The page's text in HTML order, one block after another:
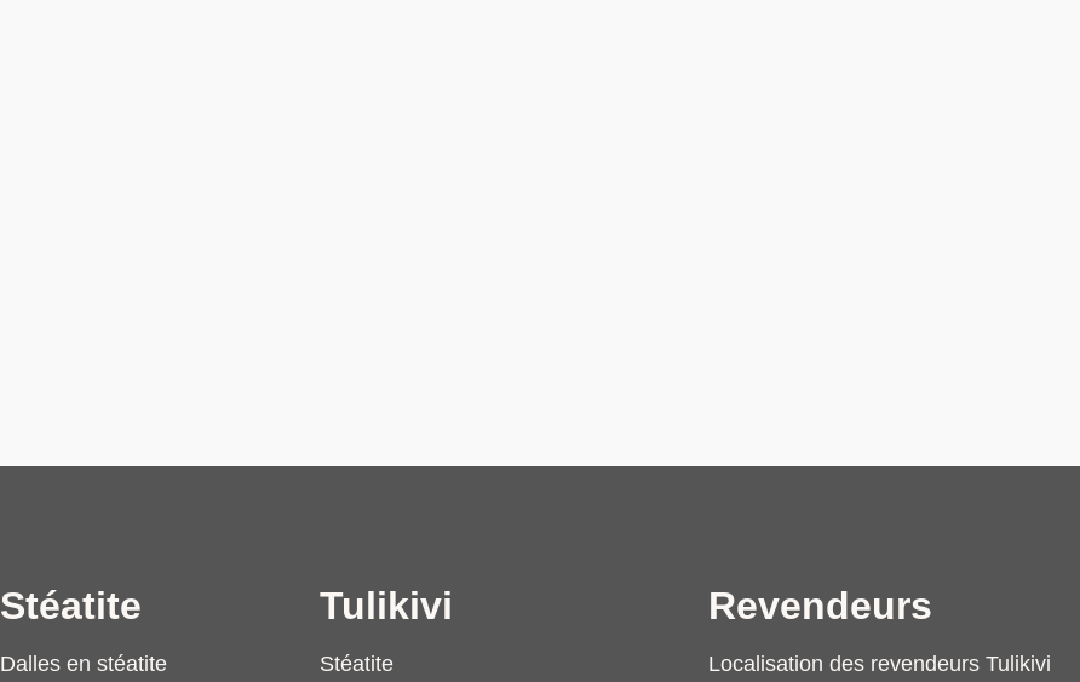
Stéatite
Dalles en stéatite
Tulikivi
Stéatite
Revendeurs
Localisation des revendeurs Tulikivi